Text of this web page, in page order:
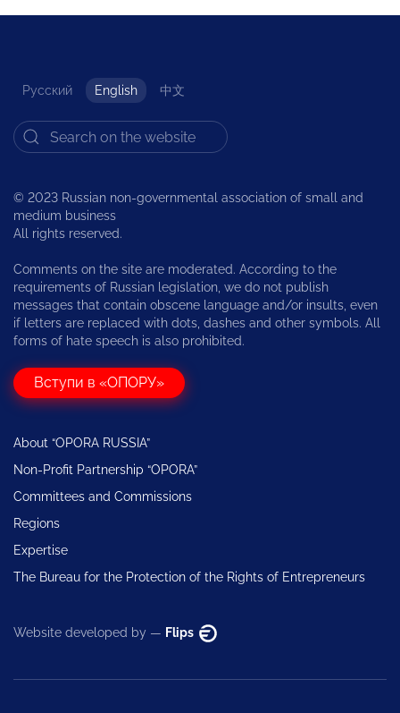
Русский English 中文
© 2023 Russian non-governmental association of small and
medium business
All rights reserved.
Comments on the site are moderated. According to the
requirements of Russian legislation, we do not publish
messages that contain obscene language and/or insults, even
if letters are replaced with dots, dashes and other symbols. All
forms of hate speech is also prohibited.
Вступи в «ОПОРУ»
About “OPORA RUSSIA”
Non-Profit Partnership “OPORA”
Committees and Commissions
Regions
Expertise
The Bureau for the Protection of the Rights of Entrepreneurs
Website developed by — Flips